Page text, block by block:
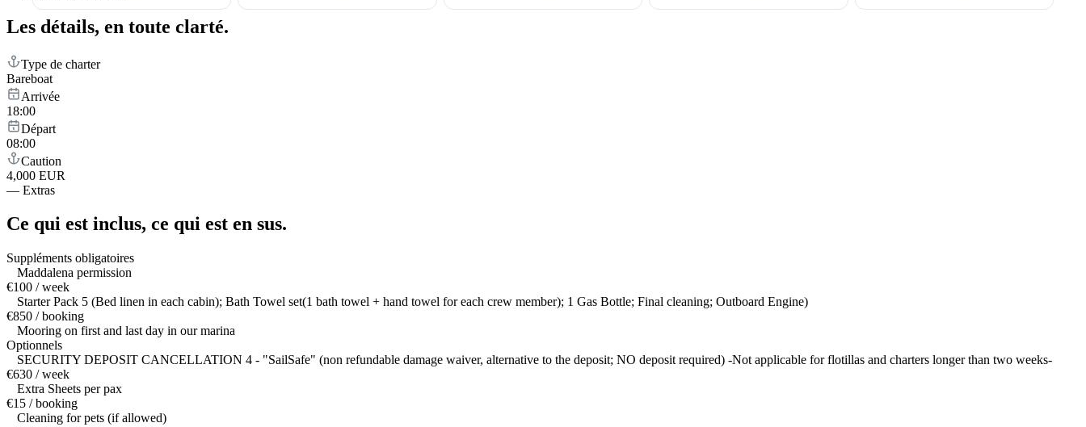
Les détails, en toute clarté.
Type de charter
Bareboat
Arrivée
18:00
Départ
08:00
Caution
4,000 EUR
— Extras
Ce qui est inclus, ce qui est en sus.
Suppléments obligatoires
Maddalena permission
€100 / week
Starter Pack 5 (Bed linen in each cabin); Bath Towel set(1 bath towel + hand towel for each crew member); 1 Gas Bottle; Final cleaning; Outboard Engine)
€850 / booking
Mooring on first and last day in our marina
Optionnels
SECURITY DEPOSIT CANCELLATION 4 - "SailSafe" (non refundable damage waiver, alternative to the deposit; NO deposit required) -Not applicable for flotillas and charters longer than two weeks-
€630 / week
Extra Sheets per pax
€15 / booking
Cleaning for pets (if allowed)